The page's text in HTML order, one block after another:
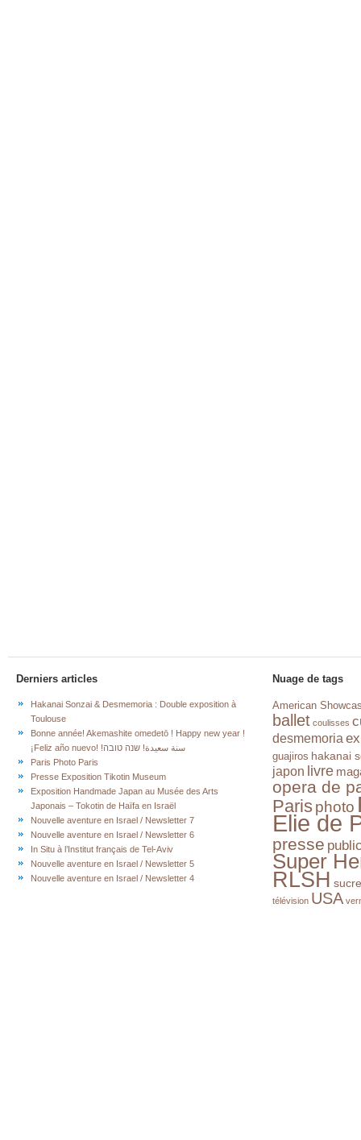
Derniers articles
Hakanai Sonzai & Desmemoria : Double exposition à
Toulouse
Bonne année! Akemashite omedetō ! Happy new year !
¡Feliz año nuevo! !سنة سعيدة! שנה טובה
Paris Photo Paris
Presse Exposition Tikotin Museum
Exposition Handmade Japan au Musée des Arts
Japonais – Tokotin de Haïfa en Israël
Nouvelle aventure en Israel / Newsletter 7
Nouvelle aventure en Israel / Newsletter 6
In Situ à l’Institut français de Tel-Aviv
Nouvelle aventure en Israel / Newsletter 5
Nouvelle aventure en Israel / Newsletter 4
Nuage de tags
American
ballet coulisses
desmemoria
guajiros hakanai
japon livre
opera de
Paris photo
Elie de
presse
Super
RLSH sucre
télévision USA